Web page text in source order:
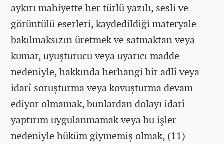
aykırı mahiyette her türlü yazılı, sesli ve
görüntülü eserleri, kaydedildiği materyale
bakılmaksızın üretmek ve satmaktan veya
kumar, uyuşturucu veya uyarıcı madde
nedeniyle, hakkında herhangi bir adlî veya
idarî soruşturma veya kovuşturma devam
ediyor olmamak, bunlardan dolayı idarî
yaptırım uygulanmamak veya bu işler
nedeniyle hüküm giymemiş olmak, (11)